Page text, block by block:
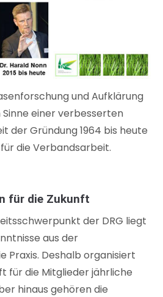
und Aufklärung
einer verbesserten
der Gründung 1964 bis heute
die Verbandsarbeit.
für die Zukunft
der DRG liegt
aus der
Praxis. Deshalb organisiert
für die Mitglieder jährliche
hinaus gehören die